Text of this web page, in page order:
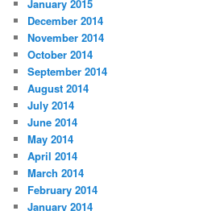
January 2015
December 2014
November 2014
October 2014
September 2014
August 2014
July 2014
June 2014
May 2014
April 2014
March 2014
February 2014
January 2014